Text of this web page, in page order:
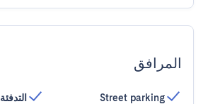
المرافق
Street parking
التدفئة